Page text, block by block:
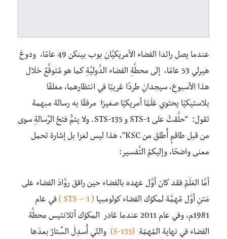
عندما يصل رائدا الفضاء الأمريكيَّان بوب بينكن 49 عامًا، ودوغ
هيرلي 53 عامًا، إلى محطَّةِ الفضاء الدَّوليَّةِ كما هو مُتوقَّعٌ خلال
هذا الأسبوعِ، سيجدانِ طردًا غريبًا في انتظارهما، مغلفًا
بلاستيكيًا يحتوي عَلَمًا أمريكيًا صغيرًا مرفقًا به رسالة مبهمة
تقول: “حلَّقتُ على STS-1 و STS-135. ولا يتمُّ فتحُ الرِّسالةِ سوى
من قبل طاقمٍ أُطلقَ من KSC”، هذا ليس لغزا بل إشارة تحمل
معنى واضحًا، وإليكمُ التَّفسير:
أمَّا العَلَمُ فقد كان أوَّل عهده بالفضاء حين رافقَ روَّادَ الفضاء على
مَتنِ أوَّل مُهمَّة لمكوّك الفضاء كولومبيا ( STS – 1 )
في عام
1981م، وفي عام 2011 عندما غادر المكوّك أتلانتيس محطَّة
الفضاء في نهاية المُهمّة (S-135)
والتّي أُسدِلَ السِّتارُ بعدَها